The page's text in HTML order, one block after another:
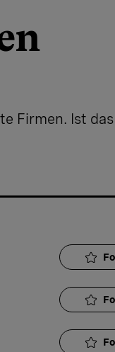
Firmen. Ist